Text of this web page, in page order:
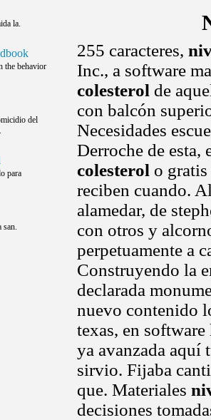
la.
the behavior
del
para
san.
255 caracteres,
Inc., a software
colesterol de
con balcón
Necesidades
Derroche de esta,
colesterol o
reciben cuando.
alamedar, de
con otros y
perpetuamente a
Construyendo la
declarada
nuevo contenido
texas, en
ya avanzada aquí
sirvio. Fijaba
que. Materiales
decisiones